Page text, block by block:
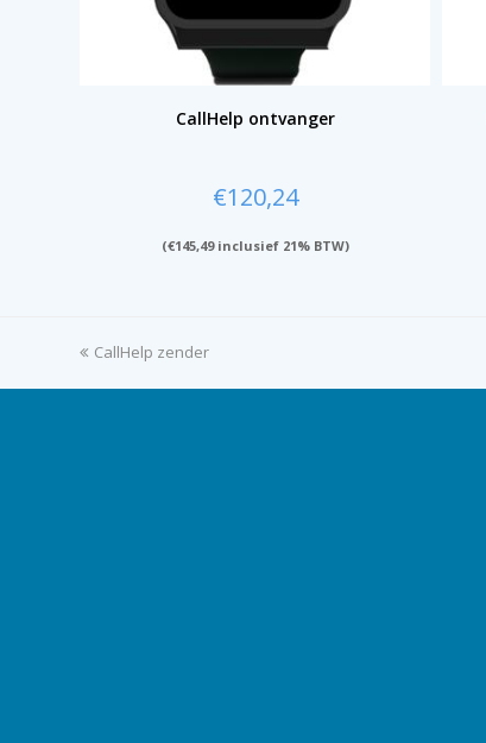
CallHelp ontvanger
€120,24
(€145,49inclusief 21% BTW)
previous
CallHelp zender